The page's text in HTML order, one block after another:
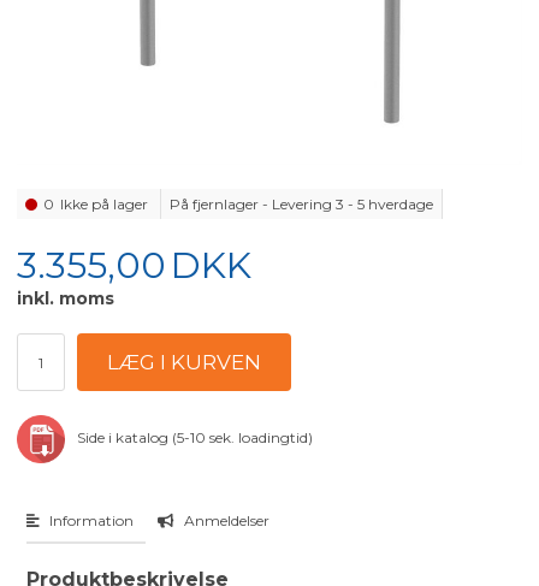
0 Ikke på lager På fjernlager - Levering 3 - 5 hverdage
3.355,00 DKK
inkl. moms
Side i katalog (5-10 sek. loadingtid)
Information Anmeldelser
Produktbeskrivelse